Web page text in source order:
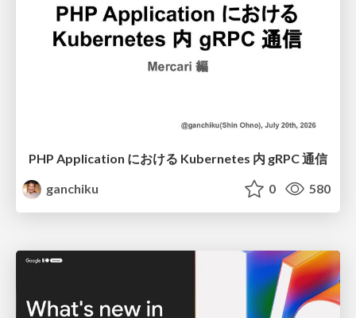
PHP Application における Kubernetes 内 gRPC 通信
ganchiku
0 580